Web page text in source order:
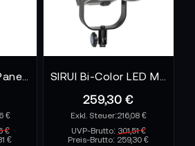
€
€
€
259,30 €
216,08 €
UVP-Brutto: 301,51 €
Preis-Brutto: 259,30 €